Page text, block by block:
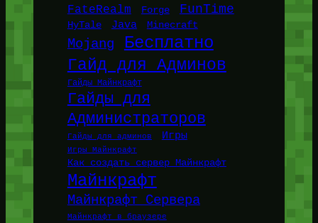
FateRealm Forge FunTime
HyTale Java Minecraft
Mojang Бесплатно
Гайд для Админов
Гайды Майнкрафт
Гайды для
Администраторов
Гайды для админов Игры
Игры Майнкрафт
Как создать сервер Майнкрафт
Майнкрафт
Майнкрафт Сервера
Майнкрафт в браузере